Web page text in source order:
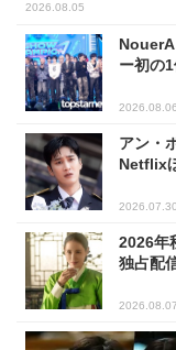
2026.08.05
NouerA
ー初の
2026.08.06
アン・
Netflix
2026.07.30
2026年
独占配
2026.08.07